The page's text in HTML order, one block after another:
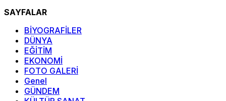
SAYFALAR
BİYOGRAFİLER
DÜNYA
EĞİTİM
EKONOMİ
FOTO GALERİ
Genel
GÜNDEM